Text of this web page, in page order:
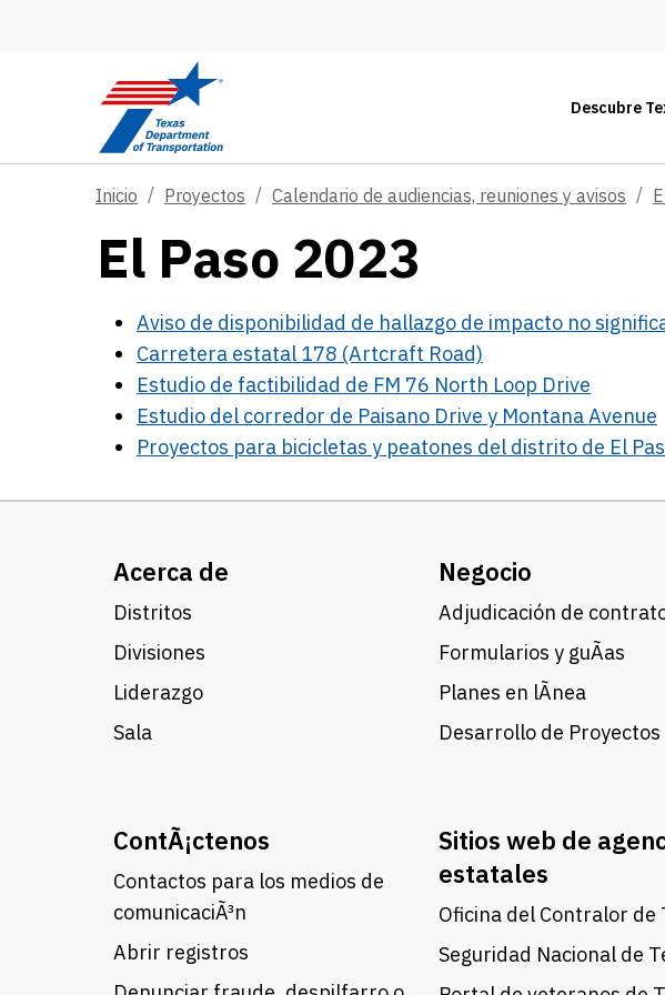
Descubre
Inicio Proyectos Calendario de audiencias, reuniones y avisos
El Paso 2023
Aviso de disponibilidad de hallazgo de impacto no
Carretera estatal 178 (Artcraft Road)
Estudio de factibilidad de FM 76 North Loop Drive
Estudio del corredor de Paisano Drive y Montana Avenue
Proyectos para bicicletas y peatones del distrito de El
Acerca de
Distritos
Divisiones
Liderazgo
Sala
Negocio
Adjudicación de
Formularios y guÃ­as
Planes en lÃ­nea
Desarrollo de Proyectos
ContÃ¡ctenos
Contactos para los medios de
comunicaciÃ³n
Abrir registros
Sitios web de
estatales
Oficina del Contralor de
Seguridad Nacional de